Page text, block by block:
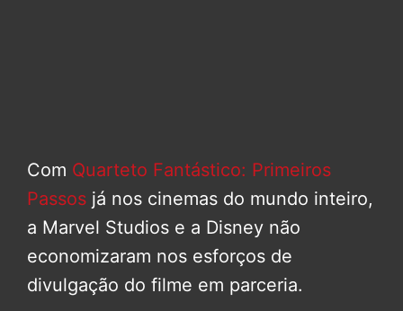
Com Quarteto Fantástico: Primeiros
Passos já nos cinemas do mundo inteiro,
a Marvel Studios e a Disney não
economizaram nos esforços de
divulgação do filme em parceria.